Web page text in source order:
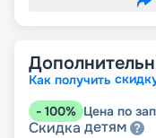
Как получить
- 100% Цена по
Скидка детям